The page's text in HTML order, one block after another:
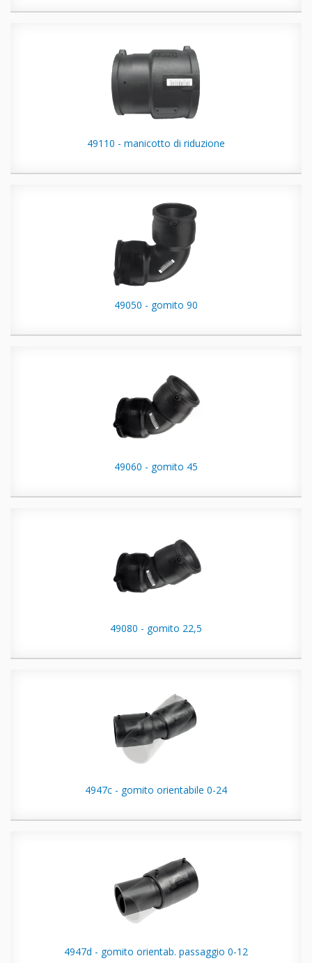
49110 - manicotto di riduzione
49050 - gomito 90
49060 - gomito 45
49080 - gomito 22,5
4947c - gomito orientabile 0-24
4947d - gomito orientab. passaggio 0-12